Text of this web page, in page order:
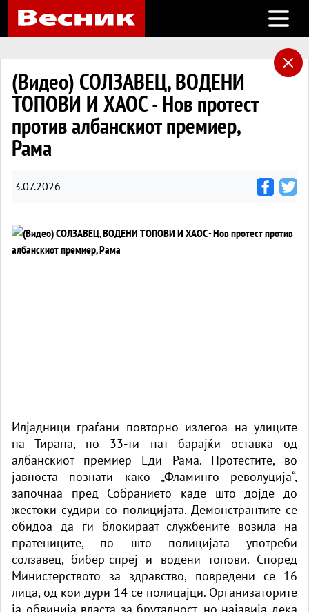
Open
(Видео) СОЛЗАВЕЦ, ВОДЕНИ
ТОПОВИ И ХАОС - Нов протест
против албанскиот премиер,
Рама
3.07.2026
Илјадници граѓани повторно излегоа на улиците
на Тирана, по 33-ти пат барајќи оставка од
албанскиот премиер Еди Рама. Протестите, во
јавноста познати како „Фламинго револуција“,
започнаа пред Собранието каде што дојде до
жестоки судири со полицијата. Демонстрантите се
обидоа да ги блокираат службените возила на
пратениците, по што полицијата употреби
солзавец, бибер-спреј и водени топови. Според
Министерството за здравство, повредени се 16
лица, од кои дури 14 се полицајци. Организаторите
ја обвинија власта за бруталност, но најавија дека